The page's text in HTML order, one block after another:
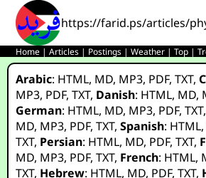
https://farid.ps/articles/
Home |Articles | Postings |Weather |Top |
Arabic: HTML, MD, MP3, PDF,TXT,
MP3, PDF,TXT, Danish: HTML, MD,
German: HTML, MD, MP3, PDF,TXT,
MD, MP3, PDF,TXT,Spanish: HTML,
TXT, Persian: HTML, MD, PDF,TXT,
MD, MP3, PDF,TXT, French: HTML,
TXT, Hebrew: HTML, MD, PDF,TXT,